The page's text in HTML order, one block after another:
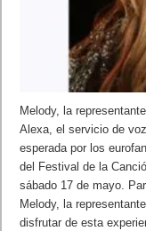
Melody, la
Alexa, el servicio de
esperada por los
del Festival de la
sábado 17 de mayo.
Melody, la
disfrutar de esta